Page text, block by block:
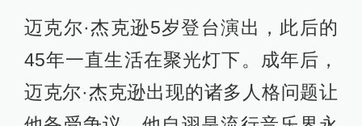
迈克尔·杰克逊5岁登台演出，此后的
45年一直生活在聚光灯下。成年后，
迈克尔·杰克逊出现的诸多人格问题让